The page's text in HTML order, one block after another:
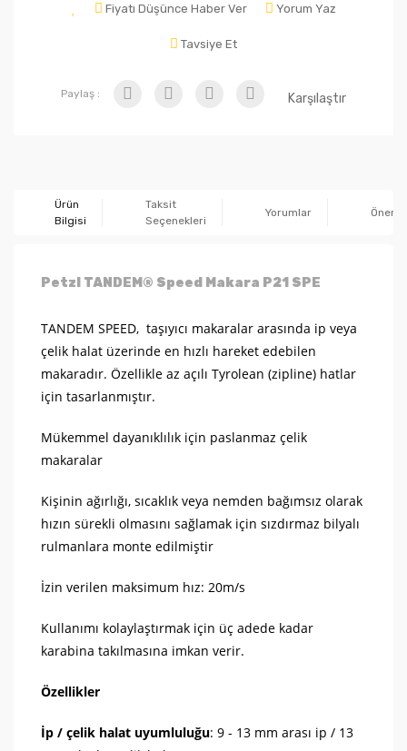
Fiyatı Düşünce Haber Ver Yorum Yaz
Tavsiye Et
Paylaş : Karşılaştır
Ürün
Bilgisi
Taksit
Seçenekleri
Yorumlar
Petzl TANDEM® Speed Makara P21 SPE
TANDEM SPEED, taşıyıcı makaralar arasında ip veya
çelik halat üzerinde en hızlı hareket edebilen
makaradır. Özellikle az açılı Tyrolean (zipline) hatlar
için tasarlanmıştır.
Mükemmel dayanıklılık için paslanmaz çelik
makaralar
Kişinin ağırlığı, sıcaklık veya nemden bağımsız olarak
hızın sürekli olmasını sağlamak için sızdırmaz bilyalı
rulmanlara monte edilmiştir
İzin verilen maksimum hız: 20m/s
Kullanımı kolaylaştırmak için üç adede kadar
karabina takılmasına imkan verir.
Özellikler
İp / çelik halat uyumluluğu: 9 - 13 mm arası ip / 13